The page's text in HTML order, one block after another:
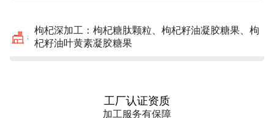
枸杞深加工：枸杞糖肽颗粒、枸杞籽油凝胶糖果、枸
杞籽油叶黄素凝胶糖果
工厂认证资质
加工服务有保障